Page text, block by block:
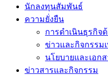
นักลงทุนสัมพันธ์
ความยั่งยืน
การดำเนินธุรกิจ
ข่าวและกิจกรรม
นโยบายและเอก
ข่าวสารและกิจกรรม